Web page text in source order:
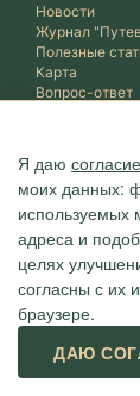
Я даю
моих данных:
используемых
адреса и
целях
согласны с их
браузере.
ДАЮ
Новости
Журнал
Полезные
Карта
Вопрос-ответ
Агентство
г. Сочи,